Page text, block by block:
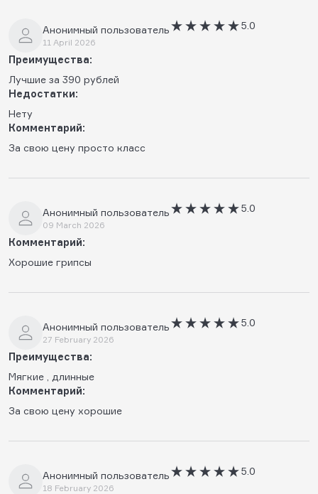
Анонимный пользователь
11 April 2026
5.0
Преимущества:
Лучшие за 390 рублей
Недостатки:
Нету
Комментарий:
За свою цену просто класс
Анонимный пользователь
09 March 2026
5.0
Комментарий:
Хорошие грипсы
Анонимный пользователь
27 February 2026
5.0
Преимущества:
Мягкие , длинные
Комментарий:
За свою цену хорошие
Анонимный пользователь
18 February 2026
5.0